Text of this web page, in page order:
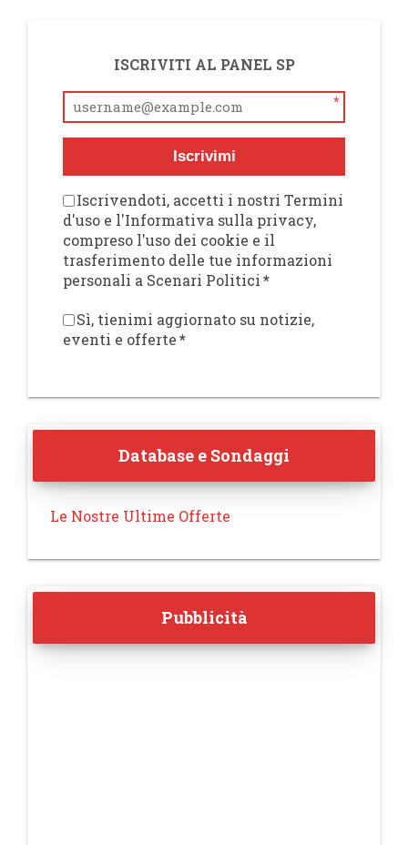
ISCRIVITI AL PANEL SP
*
Iscrivimi
Iscrivendoti, accetti i nostri Termini
d'uso e l'Informativa sulla privacy,
compreso l'uso dei cookie e il
trasferimento delle tue informazioni
personali a Scenari Politici*
Sì, tienimi aggiornato su notizie,
eventi e offerte*
Database e Sondaggi
Le Nostre Ultime Offerte
Pubblicità